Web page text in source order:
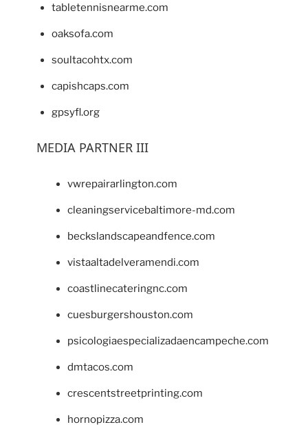
tabletennisnearme.com
oaksofa.com
soultacohtx.com
capishcaps.com
gpsyfl.org
MEDIA PARTNER III
vwrepairarlington.com
cleaningservicebaltimore-md.com
beckslandscapeandfence.com
vistaaltadelveramendi.com
coastlinecateringnc.com
cuesburgershouston.com
psicologiaespecializadaencampeche.com
dmtacos.com
crescentstreetprinting.com
hornopizza.com